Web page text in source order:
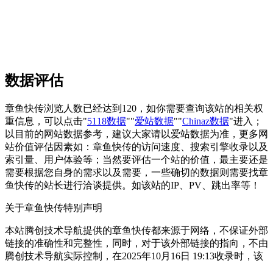
数据评估
章鱼快传浏览人数已经达到120，如你需要查询该站的相关权
重信息，可以点击"5118数据""爱站数据""Chinaz数据"进入；
以目前的网站数据参考，建议大家请以爱站数据为准，更多网
站价值评估因素如：章鱼快传的访问速度、搜索引擎收录以及
索引量、用户体验等；当然要评估一个站的价值，最主要还是
需要根据您自身的需求以及需要，一些确切的数据则需要找章
鱼快传的站长进行洽谈提供。如该站的IP、PV、跳出率等！
关于章鱼快传特别声明
本站腾创技术导航提供的章鱼快传都来源于网络，不保证外部
链接的准确性和完整性，同时，对于该外部链接的指向，不由
腾创技术导航实际控制，在2025年10月16日 19:13收录时，该